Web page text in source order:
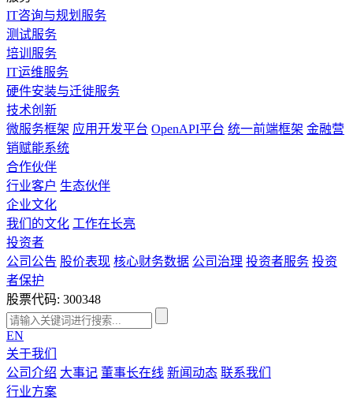
IT咨询与规划服务
测试服务
培训服务
IT运维服务
硬件安装与迁徙服务
技术创新
微服务框架 应用开发平台 OpenAPI平台 统一前端框架 金融营
销赋能系统
合作伙伴
行业客户 生态伙伴
企业文化
我们的文化 工作在长亮
投资者
公司公告 股价表现 核心财务数据 公司治理 投资者服务 投资
者保护
股票代码: 300348
EN
关于我们
公司介绍 大事记 董事长在线 新闻动态 联系我们
行业方案